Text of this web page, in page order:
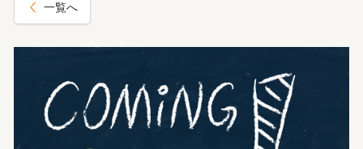
一覧へ